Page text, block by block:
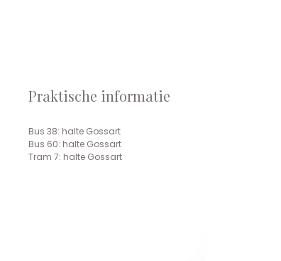
Praktische informatie
Bus 38: halte Gossart
Bus 60: halte Gossart
Tram 7: halte Gossart